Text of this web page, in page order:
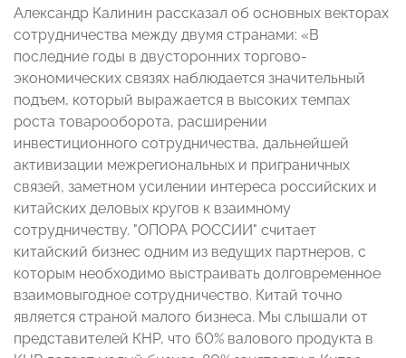
Александр Калинин рассказал об основных векторах
сотрудничества между двумя странами: «В
последние годы в двусторонних торгово-
экономических связях наблюдается значительный
подъем, который выражается в высоких темпах
роста товарооборота, расширении
инвестиционного сотрудничества, дальнейшей
активизации межрегиональных и приграничных
связей, заметном усилении интереса российских и
китайских деловых кругов к взаимному
сотрудничеству. "ОПОРА РОССИИ" считает
китайский бизнес одним из ведущих партнеров, с
которым необходимо выстраивать долговременное
взаимовыгодное сотрудничество. Китай точно
является страной малого бизнеса. Мы слышали от
представителей КНР, что 60% валового продукта в